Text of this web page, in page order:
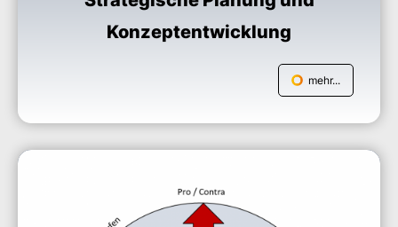
Konzeptentwicklung
mehr...